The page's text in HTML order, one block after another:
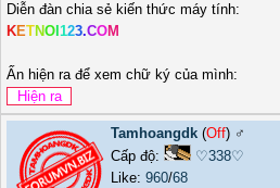
Diễn đàn chia sẻ kiến thức máy tính:
KETNO 123.COM
Ấn hiện ra để xem chữ ký của mình:
Tamhoangdk (Off) ♂️
Cấp độ:
♡338♡
Like: 960/68